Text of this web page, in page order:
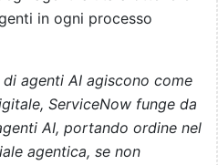
in ogni processo
agenti AI agiscono come
ServiceNow funge da
AI, portando ordine nel
agentica, se non